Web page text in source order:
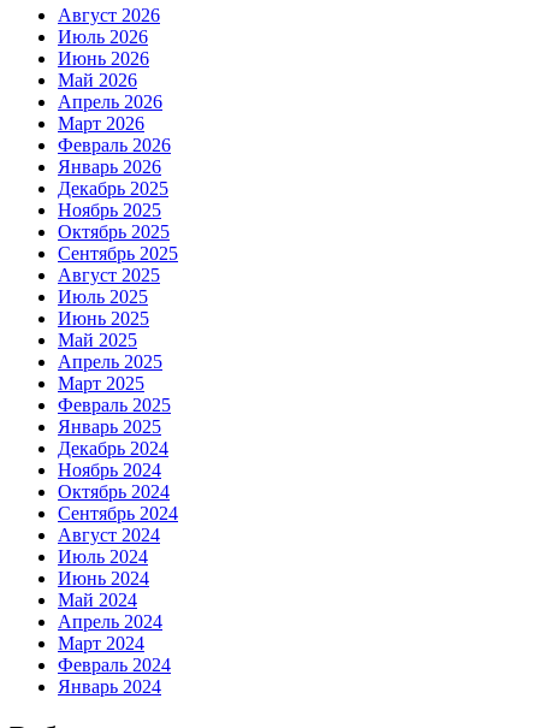
Август 2026
Июль 2026
Июнь 2026
Май 2026
Апрель 2026
Март 2026
Февраль 2026
Январь 2026
Декабрь 2025
Ноябрь 2025
Октябрь 2025
Сентябрь 2025
Август 2025
Июль 2025
Июнь 2025
Май 2025
Апрель 2025
Март 2025
Февраль 2025
Январь 2025
Декабрь 2024
Ноябрь 2024
Октябрь 2024
Сентябрь 2024
Август 2024
Июль 2024
Июнь 2024
Май 2024
Апрель 2024
Март 2024
Февраль 2024
Январь 2024